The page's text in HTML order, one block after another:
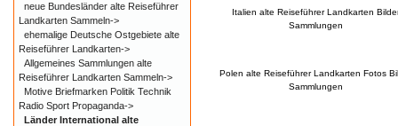
Italien alte Reiseführer Landkarten
Sammlungen
Polen alte Reiseführer Landkarten Fotos
Sammlungen
neue Bundesländer alte Reiseführer
Landkarten Sammeln->
ehemalige Deutsche Ostgebiete alte
Reiseführer Landkarten->
Allgemeines Sammlungen alte
Reiseführer Landkarten Sammeln->
Motive Briefmarken Politik Technik
Radio Sport Propaganda->
Länder International alte